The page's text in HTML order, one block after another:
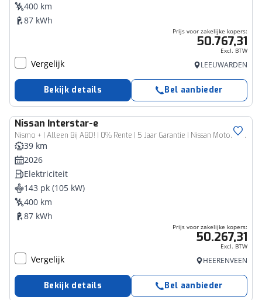
400 km
87 kWh
Prijs voor zakelijke kopers:
50.767,31
Excl. BTW
Vergelijk LEEUWARDEN
Bekijk details Bel aanbieder
Nissan Interstar-e
Nismo + | Alleen Bij ABD! | 0% Rente | 5 Jaar Garantie | Nissan Motorsport | 2000KG Trekgewicht | Tot 460Km Actieradius | Laadruimtepakket |
Bedrijfswagen
39 km
2026
Elektriciteit
143 pk (105 kW)
400 km
87 kWh
Prijs voor zakelijke kopers:
50.267,31
Excl. BTW
Vergelijk HEERENVEEN
Bekijk details Bel aanbieder